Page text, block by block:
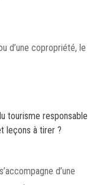
d’une copropriété, le
tourisme responsable
leçons à tirer ?
d’une